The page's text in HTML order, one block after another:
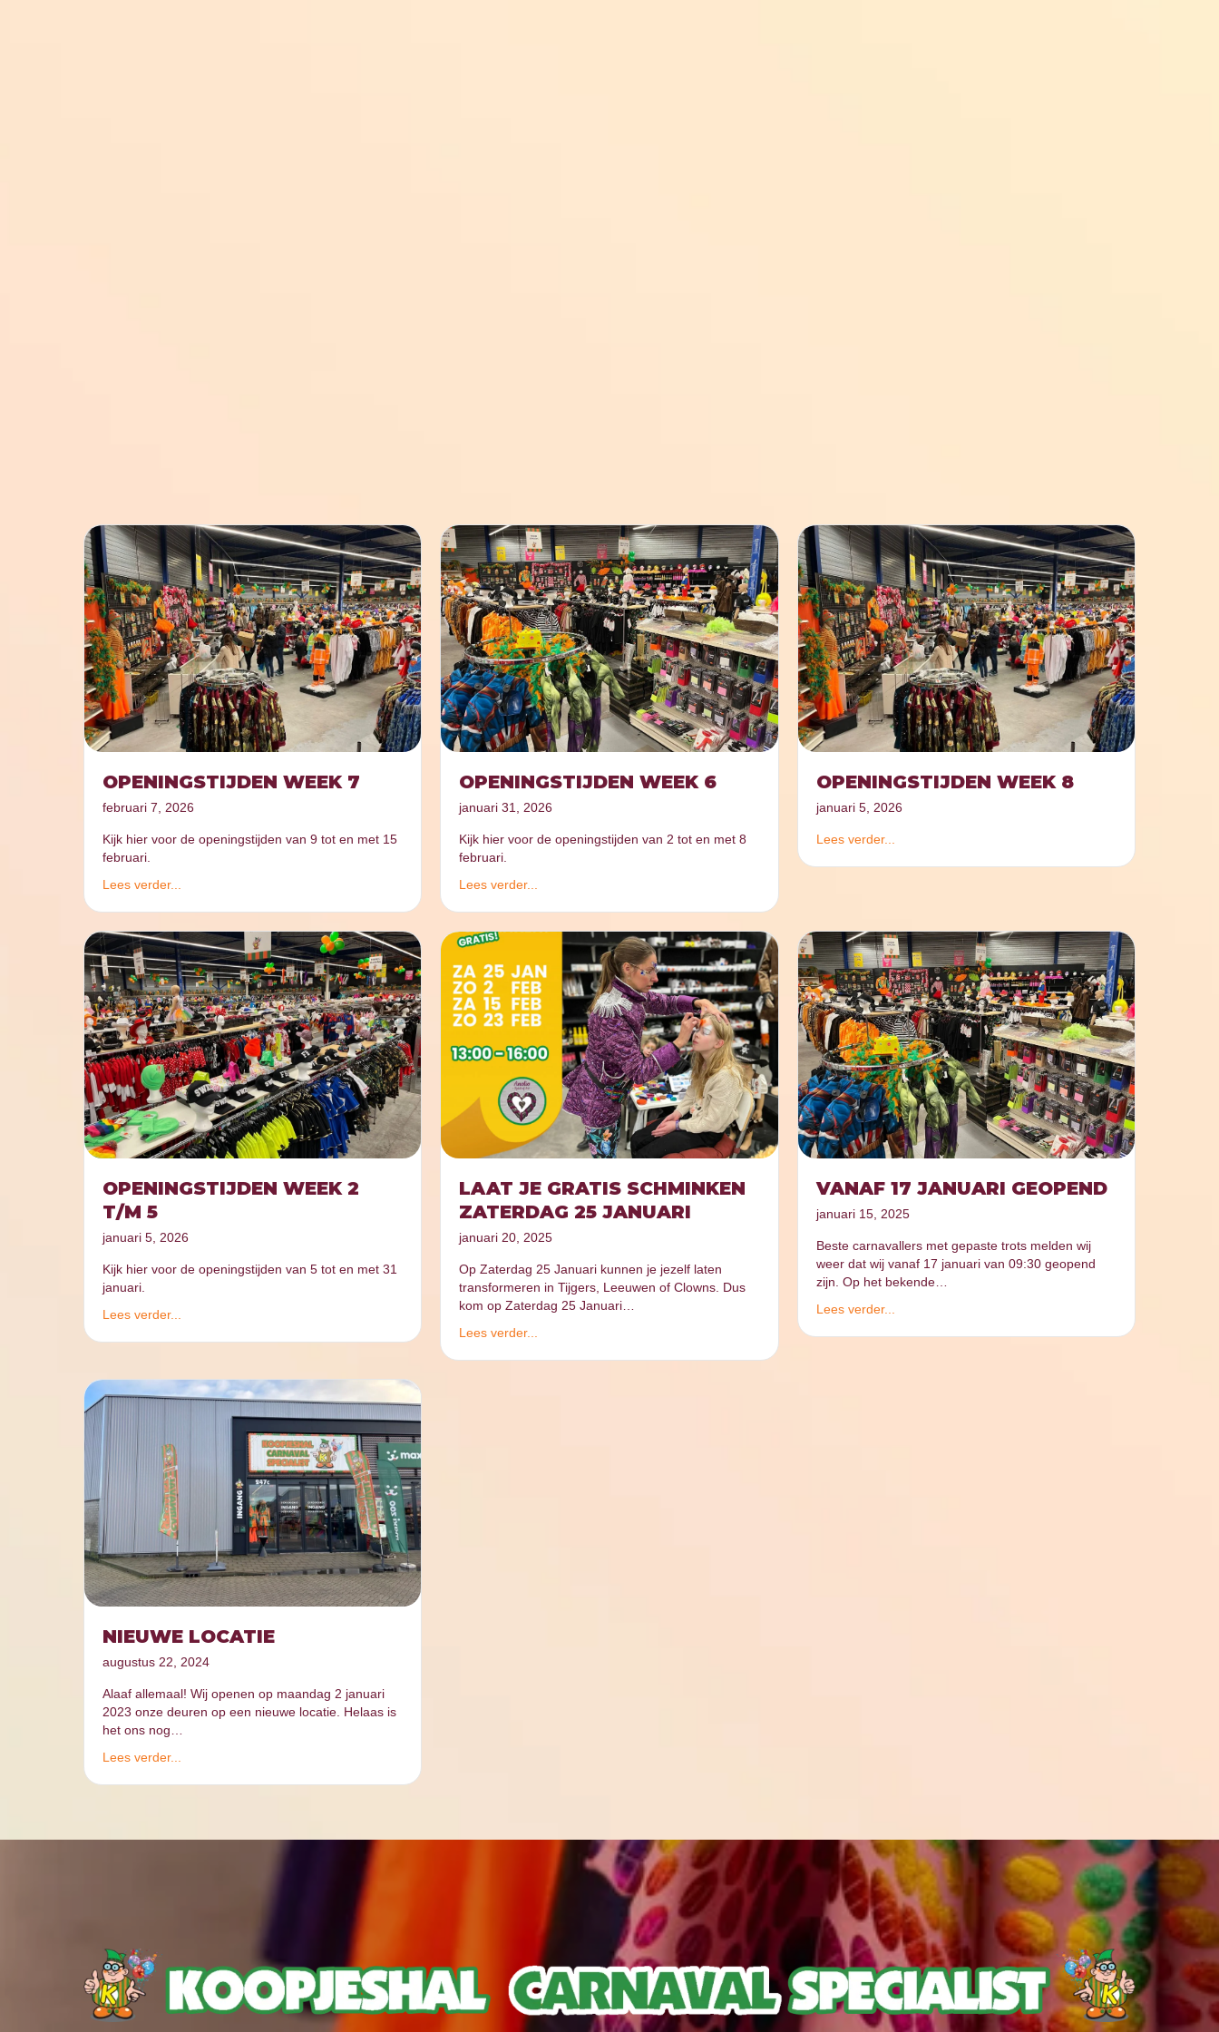
OPENINGSTIJDEN WEEK 7
februari 7, 2026
Kijk hier voor de openingstijden van 9 tot en met 15
februari.
Lees verder...
OPENINGSTIJDEN WEEK 6
januari 31, 2026
Kijk hier voor de openingstijden van 2 tot en met 8
februari.
Lees verder...
OPENINGSTIJDEN WEEK 8
januari 5, 2026
Lees verder...
OPENINGSTIJDEN WEEK 2
T/M 5
januari 5, 2026
Kijk hier voor de openingstijden van 5 tot en met 31
januari.
Lees verder...
LAAT JE GRATIS SCHMINKEN
ZATERDAG 25 JANUARI
januari 20, 2025
Op Zaterdag 25 Januari kunnen je jezelf laten
transformeren in Tijgers, Leeuwen of Clowns. Dus
kom op Zaterdag 25 Januari…
Lees verder...
VANAF 17 JANUARI GEOPEND
januari 15, 2025
Beste carnavallers met gepaste trots melden wij
weer dat wij vanaf 17 januari van 09:30 geopend
zijn. Op het bekende…
Lees verder...
NIEUWE LOCATIE
augustus 22, 2024
Alaaf allemaal! Wij openen op maandag 2 januari
2023 onze deuren op een nieuwe locatie. Helaas is
het ons nog…
Lees verder...